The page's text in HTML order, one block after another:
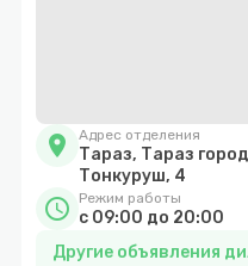
location_on Адрес отделения
Тараз, Тараз
Тонкуруш, 4
schedule Режим работы
c 09:00 до 20:00
Другие объявления